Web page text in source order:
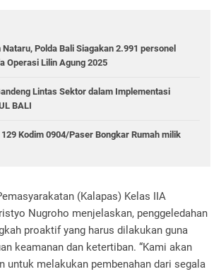
Polda Bali Siagakan 2.991 personel
Operasi Lilin Agung 2025
Lintas Sektor dalam Implementasi
BALI
Kodim 0904/Paser Bongkar Rumah milik
(Kalapas) Kelas IIA
Nugroho menjelaskan, penggeledahan
proaktif yang harus dilakukan guna
keamanan dan ketertiban. “Kami akan
untuk melakukan pembenahan dari segala